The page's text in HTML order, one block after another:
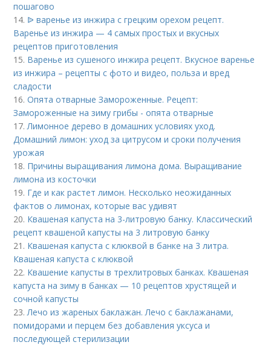
пошагово
14. ᐉ варенье из инжира с грецким орехом рецепт.
Варенье из инжира — 4 самых простых и вкусных
рецептов приготовления
15. Варенье из сушеного инжира рецепт. Вкусное варенье
из инжира – рецепты с фото и видео, польза и вред
сладости
16.Опята отварные Замороженные. Рецепт:
Замороженные на зиму грибы - опята отварные
17.Лимонное дерево в домашних условиях уход.
Домашний лимон: уход за цитрусом и сроки получения
урожая
18. Причины выращивания лимона дома. Выращивание
лимона из косточки
19. Где и как растет лимон. Несколько неожиданных
фактов о лимонах, которые вас удивят
20. Квашеная капуста на 3-литровую банку. Классический
рецепт квашеной капусты на 3 литровую банку
21. Квашеная капуста с клюквой в банке на 3 литра.
Квашеная капуста с клюквой
22. Квашение капусты в трехлитровых банках. Квашеная
капуста на зиму в банках — 10 рецептов хрустящей и
сочной капусты
23.Лечо из жареных баклажан. Лечо с баклажанами,
помидорами и перцем без добавления уксуса и
последующей стерилизации